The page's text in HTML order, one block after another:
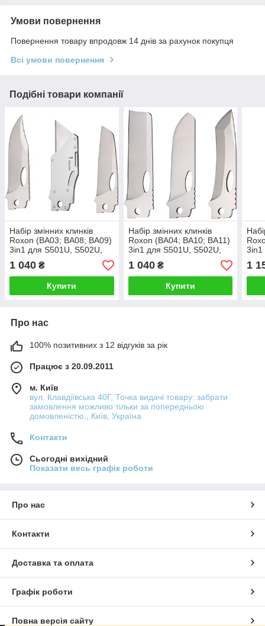
Умови повернення
Повернення товару впродовж 14 днів за рахунок покупця
Всі умови повернення
Подібні товари компанії
Набір змінних клинків
Roxon (BA03; BA08; BA09)
3in1 для S501U, S502U,
S802
1 040 ₴
Купити
Набір змінних клинків
Roxon (BA04; BA10; BA11)
3in1 для S501U, S502U,
S802
1 040₴
Купити
3in1
1
Про нас
100% позитивних з 12 відгуків за рік
Працює з 20.09.2011
м. Київ
вул. Клавдіївська 40Г, Точка видачі товару: забрати
замовлення можливо тільки за попередньою
домовленістю., Київ, Україна
Контакти
Сьогодні вихідний
Показати весь графік роботи
Про нас
Контакти
Доставка та оплата
Графік роботи
Повна версія сайту